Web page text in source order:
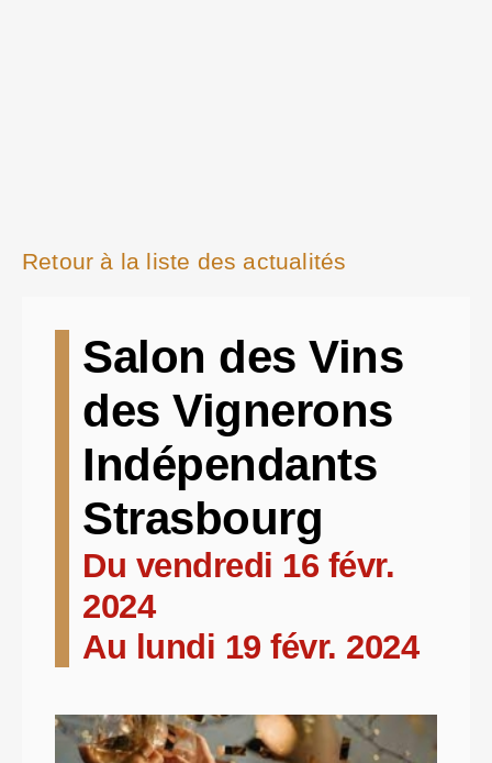
Retour à la liste des actualités
Salon des Vins
des Vignerons
Indépendants
Strasbourg
Du vendredi 16 févr.
2024
Au lundi 19 févr. 2024